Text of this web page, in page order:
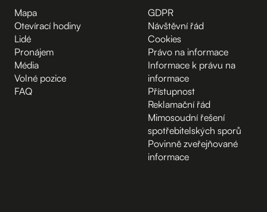
Mapa
Otevírací hodiny
Lidé
Pronájem
Média
Volné pozice
FAQ
GDPR
Návštěvní řád
Cookies
Právo na informace
Informace k právu na
informace
Přístupnost
Reklamační řád
Mimosoudní řešení
spotřebitelských sporů
Povinně zveřejňované
informace